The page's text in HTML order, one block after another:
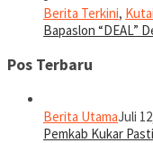
Berita Terkini,
Bapaslon “DEAL”
Pos Terbaru
Berita UtamaJuli
Pemkab Kukar